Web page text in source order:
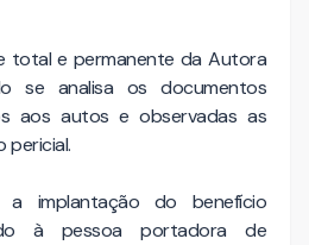
total e permanente da Autora
se analisa os documentos
aos autos e observadas as
pericial.
a implantação do benefício
à pessoa portadora de